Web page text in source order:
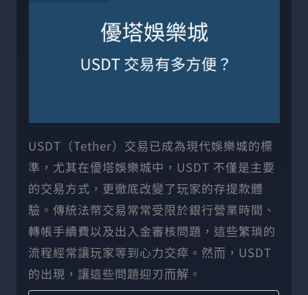
USDT（Tether）交易已成為現代娛樂城的標
準，尤其在優塔娛樂城中，USDT 不僅是主要
的交易方式，更徹底改變了玩家的存提款體
驗。傳統法幣交易常常受限於銀行營業時間、
轉帳手續費以及出入金審核問題，這些繁瑣的
流程經常讓玩家等到心力交瘁。然而，USDT
的出現，讓這些問題迎刃而解。